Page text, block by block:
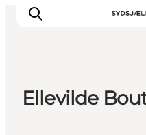
Ellevilde